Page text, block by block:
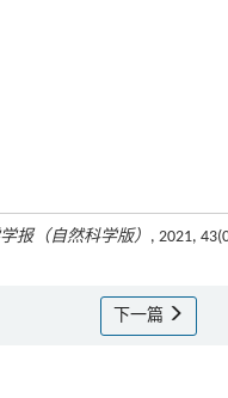
报（自然科学版） , 2021,
下一篇